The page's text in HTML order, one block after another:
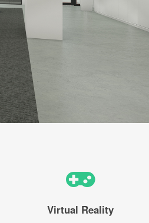
Virtual Reality